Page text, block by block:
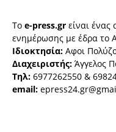
Το e-press.gr είναι ένας
ενημέρωσης με έδρα το
Ιδιοκτησία: Αφοι
Διαχειριστής: Άγγελος
Τηλ: 6977262550 &
email: